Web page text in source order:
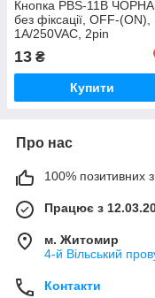
Кнопка PBS-11B ЧОРНА
без фіксації, OFF-(ON),
1A/250VAC, 2pin
13 ₴
Купити
Про нас
100% позитивних з
Працює з
м. Житомир
4-й Вільський
Контакти